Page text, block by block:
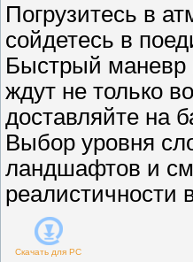
Погрузитесь в
сойдетесь в
Быстрый маневр
ждут не только
доставляйте на
Выбор уровня
ландшафтов и
реалистичности
Скачать для PC